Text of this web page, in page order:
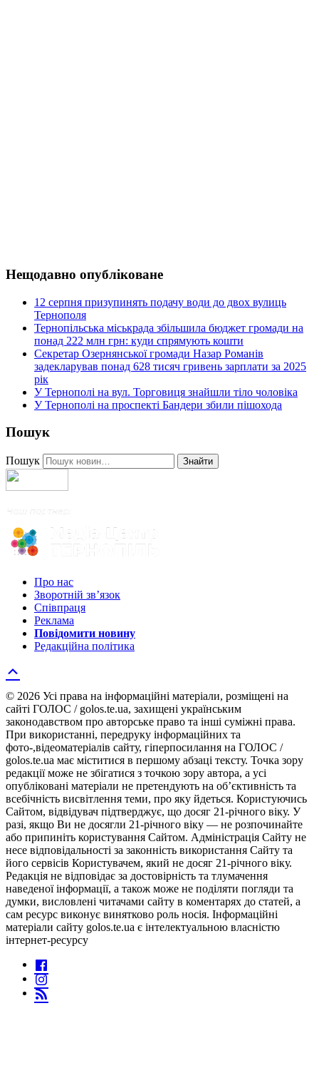
Нещодавно опубліковане
12 серпня призупинять подачу води до двох вулиць
Тернополя
Тернопільська міськрада збільшила бюджет громади на
понад 222 млн грн: куди спрямують кошти
Секретар Озернянської громади Назар Романів
задекларував понад 628 тисяч гривень зарплати за 2025
рік
У Тернополі на вул. Торговиця знайшли тіло чоловіка
У Тернополі на проспекті Бандери збили пішохода
Пошук
Пошук Знайти
Про нас
Зворотній зв’язок
Співпраця
Реклама
Повідомити новину
Редакційна політика
© 2026 Усі права на інформаційні матеріали, розміщені на
сайті ГОЛОС / golos.te.ua, захищені українським
законодавством про авторське право та інші суміжні права.
При використанні, передруку інформаційних та
фото-,відеоматеріалів сайту, гіперпосилання на ГОЛОС /
golos.te.ua має міститися в першому абзаці тексту. Точка зору
редакції може не збігатися з точкою зору автора, а усі
опубліковані матеріали не претендують на об’єктивність та
всебічність висвітлення теми, про яку йдеться. Користуючись
Сайтом, відвідувач підтверджує, що досяг 21-річного віку. У
разі, якщо Ви не досягли 21-річного віку — не розпочинайте
або припиніть користування Сайтом. Адміністрація Сайту не
несе відповідальності за законність використання Сайту та
його сервісів Користувачем, який не досяг 21-річного віку.
Редакція не відповідає за достовірність та тлумачення
наведеної інформації, а також може не поділяти погляди та
думки, висловлені читачами сайту в коментарях до статей, а
сам ресурс виконує винятково роль носія. Інформаційні
матеріали сайту golos.te.ua є інтелектуальною власністю
інтернет-ресурсу